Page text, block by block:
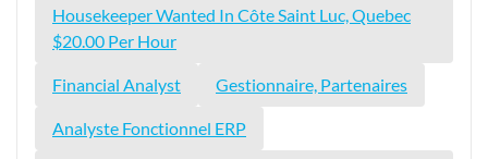
Housekeeper Wanted In Côte Saint Luc, Quebec
$20.00 Per Hour
Financial Analyst Gestionnaire, Partenaires
Analyste Fonctionnel ERP